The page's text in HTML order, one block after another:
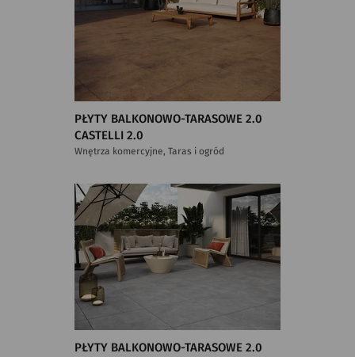
PŁYTY BALKONOWO-TARASOWE 2.0
CASTELLI 2.0
Wnętrza komercyjne, Taras i ogród
PŁYTY BALKONOWO-TARASOWE 2.0